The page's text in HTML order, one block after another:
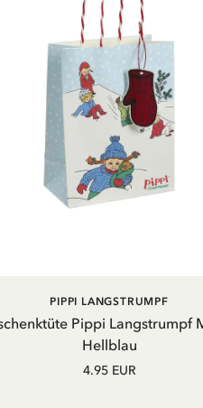
IN DEN WARENKORB
Pippi Langstrumpf
Hellblau
PIPPI LANGSTRUMPF
4.95 EUR